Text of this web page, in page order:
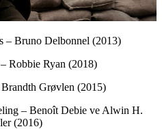
– Bruno Delbonnel (2013)
Robbie Ryan (2018)
Grøvlen (2015)
– Benoît Debie ve Alwin H.
(2016)